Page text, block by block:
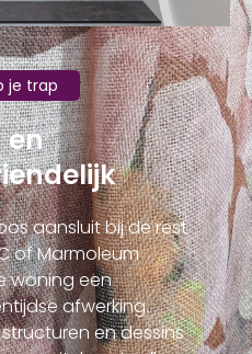
je trap
en
aansluit bij de rest
of Marmoleum
woning een
afwerking.
en dessins